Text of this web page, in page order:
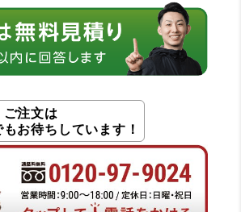
注文は
お待ちしています！